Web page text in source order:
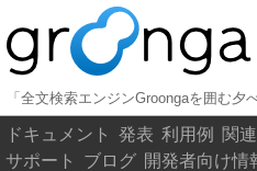
「全文検索エンジンGroongaを囲む夕
ドキュメント 発表 利用例 関
サポート
ブログ 開発者向け情